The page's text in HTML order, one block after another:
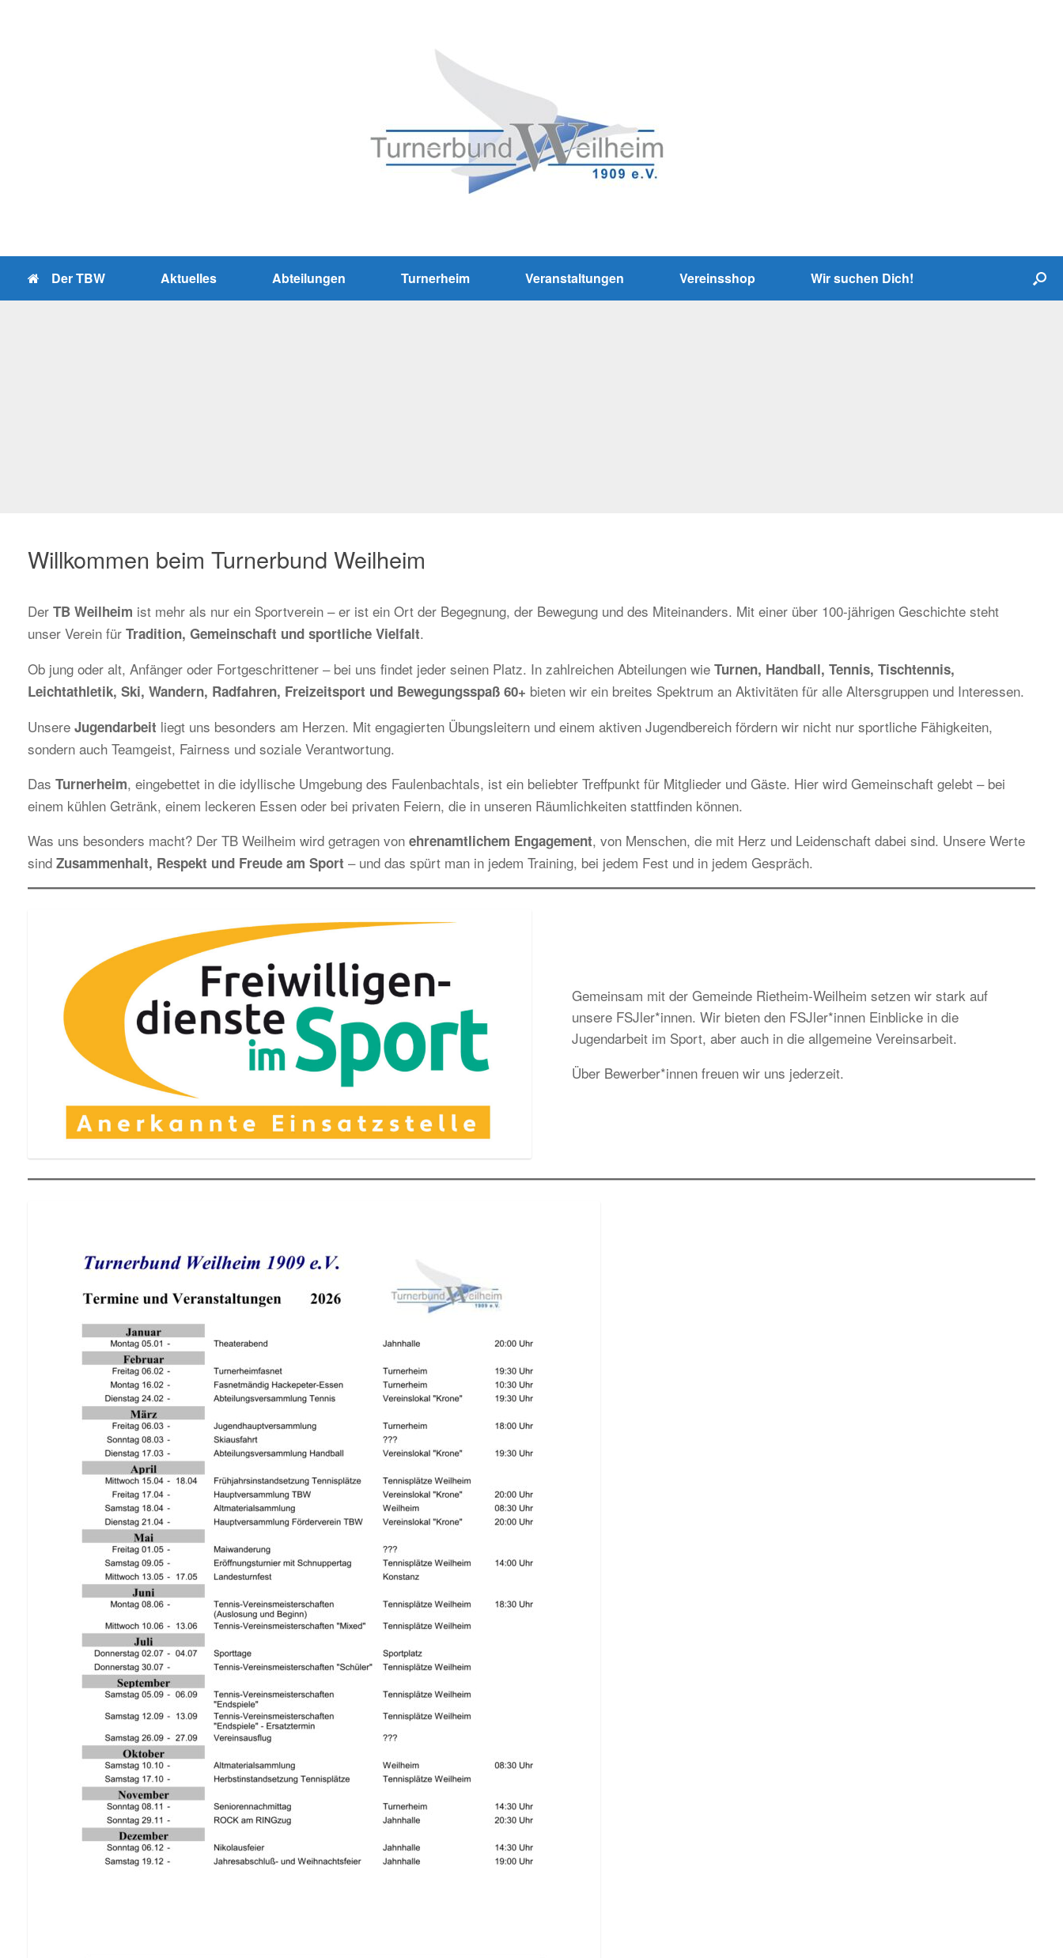
Der TBW Aktuelles Abteilungen Turnerheim Veranstaltungen Vereinsshop Wir suchen Dich!
Willkommen beim Turnerbund Weilheim
Der TB Weilheim ist mehr als nur ein Sportverein – er ist ein Ort der Begegnung, der Bewegung und des Miteinanders. Mit einer über 100-jährigen Geschichte steht
unser Verein für Tradition, Gemeinschaft und sportliche Vielfalt.
Ob jung oder alt, Anfänger oder Fortgeschrittener – bei uns findet jeder seinen Platz. In zahlreichen Abteilungen wie Turnen, Handball, Tennis, Tischtennis,
Leichtathletik, Ski, Wandern, Radfahren, Freizeitsport und Bewegungsspaß 60+ bieten wir ein breites Spektrum an Aktivitäten für alle Altersgruppen und Interessen.
Unsere Jugendarbeit liegt uns besonders am Herzen. Mit engagierten Übungsleitern und einem aktiven Jugendbereich fördern wir nicht nur sportliche Fähigkeiten,
sondern auch Teamgeist, Fairness und soziale Verantwortung.
Das Turnerheim, eingebettet in die idyllische Umgebung des Faulenbachtals, ist ein beliebter Treffpunkt für Mitglieder und Gäste. Hier wird Gemeinschaft gelebt – bei
einem kühlen Getränk, einem leckeren Essen oder bei privaten Feiern, die in unseren Räumlichkeiten stattfinden können.
Was uns besonders macht? Der TB Weilheim wird getragen von ehrenamtlichem Engagement, von Menschen, die mit Herz und Leidenschaft dabei sind. Unsere Werte
sind Zusammenhalt, Respekt und Freude am Sport – und das spürt man in jedem Training, bei jedem Fest und in jedem Gespräch.
Gemeinsam mit der Gemeinde Rietheim-Weilheim setzen wir stark auf
unsere FSJler*innen. Wir bieten den FSJler*innen Einblicke in die
Jugendarbeit im Sport, aber auch in die allgemeine Vereinsarbeit.
Über Bewerber*innen freuen wir uns jederzeit.